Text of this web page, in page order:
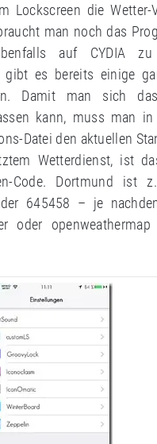
Lockscreen die Wetter-
man noch das
auf CYDIA
gibt es bereits einige
Damit man sich
kann, muss man
Datei den aktuellen
Wetterdienst, ist
Code. Dortmund ist
645458 – je
oder